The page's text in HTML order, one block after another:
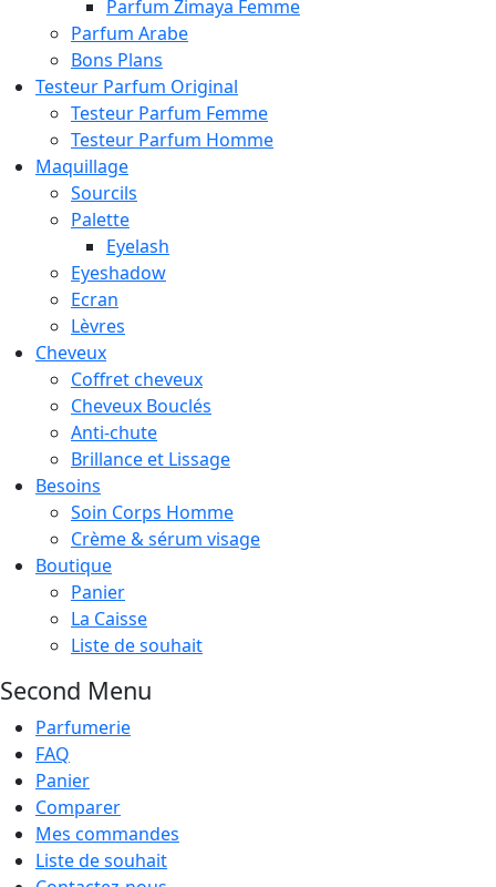
Parfum Zimaya Femme
Parfum Arabe
Bons Plans
Testeur Parfum Original
Testeur Parfum Femme
Testeur Parfum Homme
Maquillage
Sourcils
Palette
Eyelash
Eyeshadow
Ecran
Lèvres
Cheveux
Coffret cheveux
Cheveux Bouclés
Anti-chute
Brillance et Lissage
Besoins
Soin Corps Homme
Crème & sérum visage
Boutique
Panier
La Caisse
Liste de souhait
Second Menu
Parfumerie
FAQ
Panier
Comparer
Mes commandes
Liste de souhait